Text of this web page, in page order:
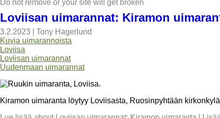
Do not remove or your site will get broken
Loviisan uimarannat: Kiramon
3.2.2023
Tony Hagerlund
Kuvia uimarannoista
Loviisa
Loviisan uimarannat
Uudenmaan uimarannat
Kiramon uimaranta löytyy Loviisasta, Ruosinpyhtään